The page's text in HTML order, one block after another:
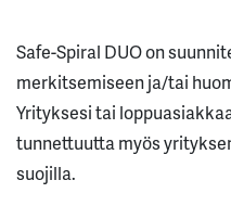
Safe-Spiral DUO on
merkitsemiseen ja/tai
Yrityksesi tai
tunnettuutta myös
suojilla.